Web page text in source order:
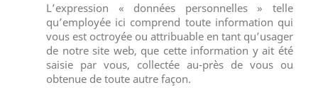
L’expression « données personnelles » telle
qu’employée ici comprend toute information qui
vous est octroyée ou attribuable en tant qu’usager
de notre site web, que cette information y ait été
saisie par vous, collectée au-près de vous ou
obtenue de toute autre façon.